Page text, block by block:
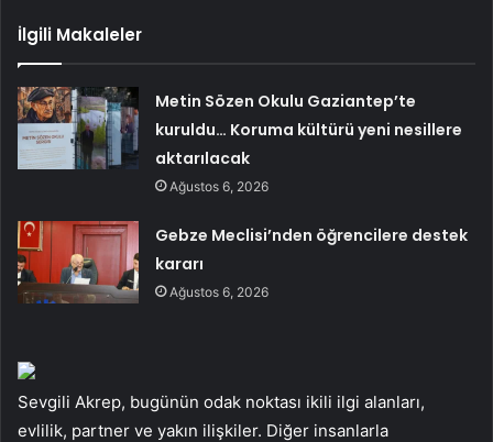
İlgili Makaleler
Metin Sözen Okulu Gaziantep’te
kuruldu… Koruma kültürü yeni nesillere
aktarılacak
Ağustos 6, 2026
Gebze Meclisi’nden öğrencilere destek
kararı
Ağustos 6, 2026
Sevgili Akrep, bugünün odak noktası ikili ilgi alanları,
evlilik, partner ve yakın ilişkiler. Diğer insanlarla